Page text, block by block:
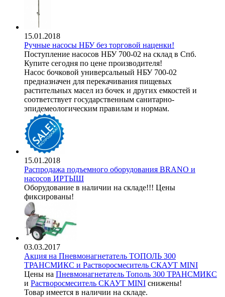
15.01.2018
Ручные насосы НБУ без торговой наценки!
Поступление насосов НБУ 700-02 на склад в Спб.
Купите сегодня по цене производителя!
Насос бочковой универсальный НБУ 700-02
предназначен для перекачивания пищевых
растительных масел из бочек и других емкостей и
соответствует государственным санитарно-
эпидемеологическим правилам и нормам.
15.01.2018
Распродажа подъемного оборудования BRANO и
насосов ИРТЫШ
Оборудование в наличии на складе!!! Цены
фиксированы!
03.03.2017
Акция на Пневмонагнетатель ТОПОЛЬ 300
ТРАНСМИКС и Растворосмеситель СКАУТ MINI
Цены на Пневмонагнетатель Тополь 300 ТРАНСМИКС
и Растворосмеситель СКАУТ MINI снижены!
Товар имеется в наличии на складе.